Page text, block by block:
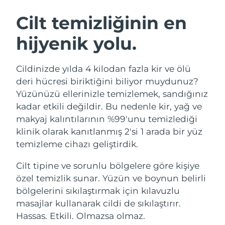
Cilt temizliğinin en
hijyenik yolu.
Cildinizde yılda 4 kilodan fazla kir ve ölü
deri hücresi biriktiğini biliyor muydunuz?
Yüzünüzü ellerinizle temizlemek, sandığınız
kadar etkili değildir. Bu nedenle kir, yağ ve
makyaj kalıntılarının %99'unu temizlediği
klinik olarak kanıtlanmış 2'si 1 arada bir yüz
temizleme cihazı geliştirdik.
Cilt tipine ve sorunlu bölgelere göre kişiye
özel temizlik sunar. Yüzün ve boynun belirli
bölgelerini sıkılaştırmak için kılavuzlu
masajlar kullanarak cildi de sıkılaştırır.
Hassas. Etkili. Olmazsa olmaz.
LUNA™ 4 seti
Anti-aging massage
LUNA™ 4 Plus
Massage, LED heating
LUNA™ 4 Men
For men, anti-aging massage
BEAR™ 2 seti
Microcurrent toning
BEAR™ 2 go
Microcurrent toning on-the-go
BEAR™ 2 eyes & lips
Microcurrent line smoothing device
Nemlendirme
UFO™ 3 seti
Deep facial hydration
UFO™ 3 LED
Near-infrared and red light therapy
device
Ağız bakımı
issa™ 4
Hybrid silicone sonic toothbrush
issa™ 4 plus
Smart hybrid silicone sonic toothbrush
FAQ™ YAŞLANMA KARŞITI BAKIM
Yaşlanma karşıtı LED bakım
NEW
Avusturya Tahmini teslim tarihi
Bahreyn Tahmini teslim tarihi
Belçika Tahmini teslim tarihi১০/৮/২৬
Bermuda Tahmini teslim tarihi১৬/৮/২৬
Bosna-Hersek Tahmini teslim tarihi১৩/৮/২৬
Brunei Tahmini teslim tarihi
Bulgaristan Tahmini teslim tarihi১০/৮/২৬
Kanada Tahmini teslim tarihi
Şili Tahmini teslim tarihi